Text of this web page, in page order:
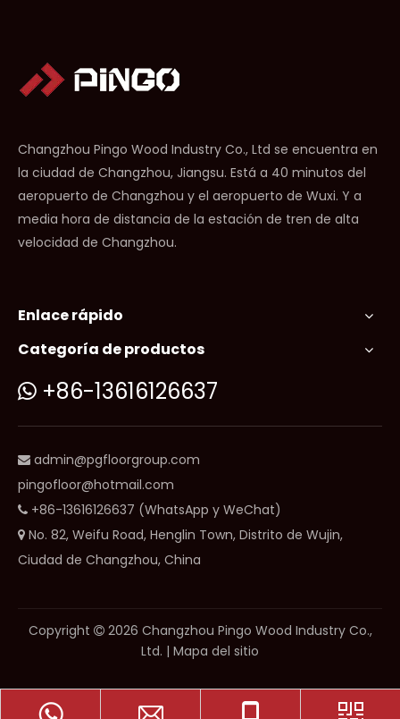
Changzhou Pingo Wood Industry Co., Ltd se encuentra en
la ciudad de Changzhou, Jiangsu. Está a 40 minutos del
aeropuerto de Changzhou y el aeropuerto de Wuxi. Y a
media hora de distancia de la estación de tren de alta
velocidad de Changzhou.
Enlace rápido
Categoría de productos
 +86-13616126637
 admin@pgfloorgroup.com
pingofloor@hotmail.com
 +86-13616126637 (WhatsApp y WeChat)
 No. 82, Weifu Road, Henglin Town, Distrito de Wujin,
Ciudad de Changzhou, China
Copyright  2026 Changzhou Pingo Wood Industry Co.,
Ltd. | Mapa del sitio